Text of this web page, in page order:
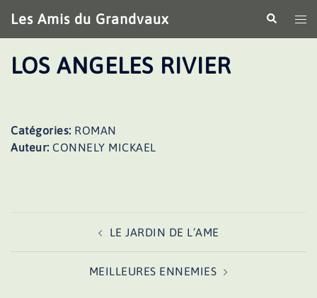
au
contenu
Les Amis du Grandvaux
le
LOS ANGELES RIVIER
Catégories: ROMAN
Auteur: CONNELY MICKAEL
LE JARDIN DE L’AME
MEILLEURES ENNEMIES